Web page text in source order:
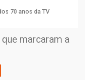
70 anos da TV
marcaram a